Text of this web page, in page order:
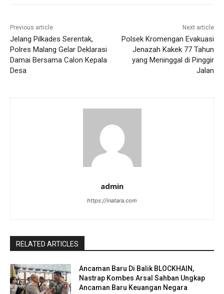
Previous article
Jelang Pilkades Serentak,
Polres Malang Gelar Deklarasi
Damai Bersama Calon Kepala
Desa
Next article
Polsek Kromengan Evakuasi
Jenazah Kakek 77 Tahun
yang Meninggal di Pinggir
Jalan
admin
https://inatara.com
RELATED ARTICLES
Ancaman Baru Di Balik BLOCKHAIN,
Nastrap Kombes Arsal Sahban Ungkap
Ancaman Baru Keuangan Negara